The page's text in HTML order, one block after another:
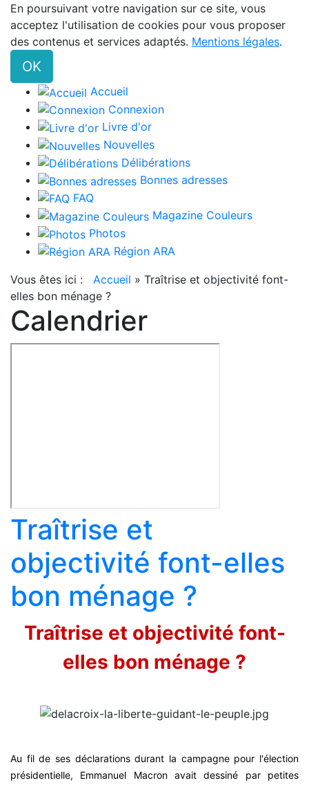
En poursuivant votre navigation sur ce site, vous
acceptez l'utilisation de cookies pour vous proposer
des contenus et services adaptés. Mentions légales.
OK
Accueil
Connexion
Livre d'or
Nouvelles
Délibérations
Bonnes adresses
FAQ
Magazine Couleurs
Photos
Région ARA
Vous êtes ici : Accueil » Traîtrise et objectivité font-
elles bon ménage ?
Calendrier
Traîtrise et
objectivité font-elles
bon ménage ?
Traîtrise et objectivité font-
elles bon ménage ?
Au fil de ses déclarations durant la campagne pour l'élection
présidentielle, Emmanuel Macron avait dessiné par petites